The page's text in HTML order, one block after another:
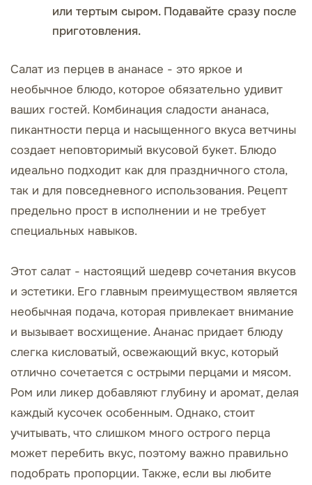
или тертым сыром. Подавайте сразу после
приготовления.
Салат из перцев в ананасе - это яркое и
необычное блюдо, которое обязательно удивит
ваших гостей. Комбинация сладости ананаса,
пикантности перца и насыщенного вкуса ветчины
создает неповторимый вкусовой букет. Блюдо
идеально подходит как для праздничного стола,
так и для повседневного использования. Рецепт
предельно прост в исполнении и не требует
специальных навыков.
Этот салат - настоящий шедевр сочетания вкусов
и эстетики. Его главным преимуществом является
необычная подача, которая привлекает внимание
и вызывает восхищение. Ананас придает блюду
слегка кисловатый, освежающий вкус, который
отлично сочетается с острыми перцами и мясом.
Ром или ликер добавляют глубину и аромат, делая
каждый кусочек особенным. Однако, стоит
учитывать, что слишком много острого перца
может перебить вкус, поэтому важно правильно
подобрать пропорции. Также, если вы любите